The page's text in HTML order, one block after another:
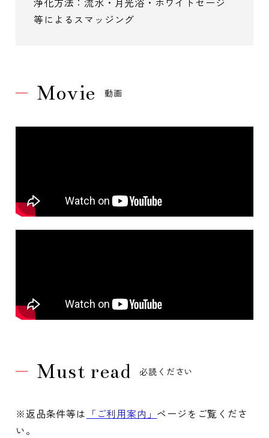
等によるスマッジング
Movie 動画
Must read 必読ください
※返品条件等は 「ご利用案内」 ページをご覧くださ
い。